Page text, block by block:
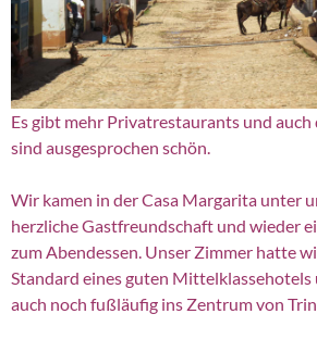
Es gibt mehr Privatrestaurants und auch
sind ausgesprochen schön.
Wir kamen in der Casa Margarita unter
herzliche Gastfreundschaft und wieder
zum Abendessen. Unser Zimmer hatte
Standard eines guten Mittelklassehotels
auch noch fußläufig ins Zentrum von